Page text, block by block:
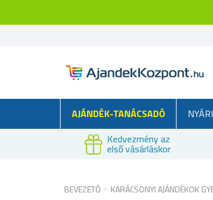
AJÁNDÉK-TANÁCSADÓ
Kedvezmény az
első vásárláskor
BEVEZETŐ KARÁCSONYI AJÁNDÉKOK